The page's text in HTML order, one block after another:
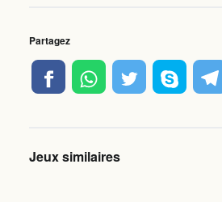
Partagez
Jeux similaires